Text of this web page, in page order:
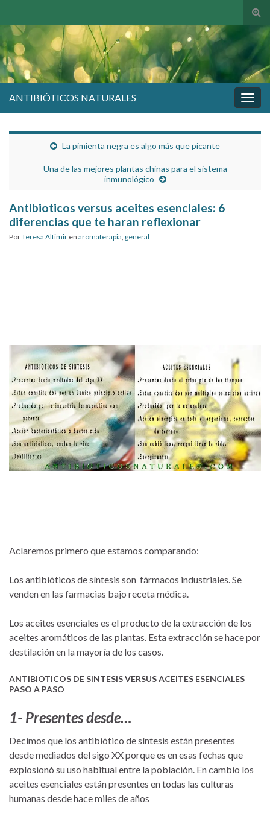
de
la
ANTIBIÓTICOS NATURALES
La pimienta negra es algo más que picante
Una de las mejores plantas chinas para el sistema
inmunológico
Antibioticos versus aceites esenciales: 6
diferencias que te haran reflexionar
PorTeresa Altimir en aromaterapia general
Aclaremos primero que estamos comparando:
Los antibióticos de síntesis son fármacos industriales. Se
venden en las farmacias bajo receta médica.
Los aceites esenciales es el producto de la extracción de los
aceites aromáticos de las plantas. Esta extracción se hace por
destilación en la mayoría de los casos.
ANTIBIOTICOS DE SINTESIS VERSUS ACEITES ESENCIALES
PASO A PASO
1- Presentes desde…
Decimos que los antibiótico de síntesis están presentes
desde mediados del sigo XX porque es en esas fechas que
explosionó su uso habitual entre la población. En cambio los
aceites esenciales están presentes en todas las culturas
humanas desde hace miles de años